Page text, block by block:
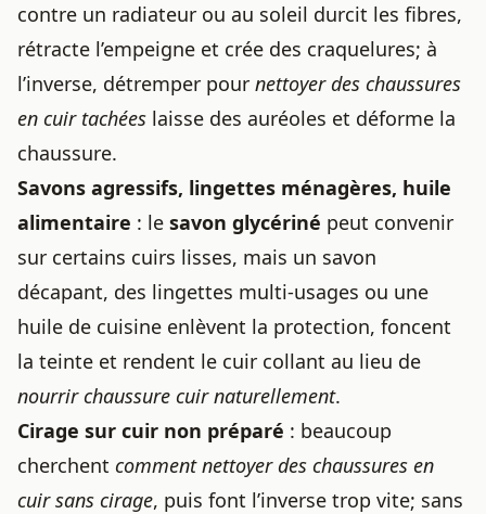
contre un radiateur ou au soleil durcit les fibres,
rétracte l’empeigne et crée des craquelures; à
l’inverse, détremper pour nettoyer des chaussures
en cuir tachées laisse des auréoles et déforme la
chaussure.
Savons agressifs, lingettes ménagères, huile
alimentaire : le savon glycériné peut convenir
sur certains cuirs lisses, mais un savon
décapant, des lingettes multi-usages ou une
huile de cuisine enlèvent la protection, foncent
la teinte et rendent le cuir collant au lieu de
nourrir chaussure cuir naturellement.
Cirage sur cuir non préparé : beaucoup
cherchent comment nettoyer des chaussures en
cuir sans cirage, puis font l’inverse trop vite; sans